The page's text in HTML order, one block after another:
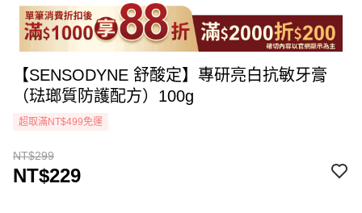
【SENSODYNE 舒酸定】專研亮白抗敏牙膏
（琺瑯質防護配方）100g
超取滿NT$499免運
NT$299
NT$229